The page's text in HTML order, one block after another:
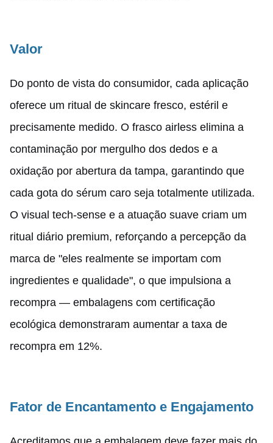
Valor
Do ponto de vista do consumidor, cada aplicação
oferece um ritual de skincare fresco, estéril e
precisamente medido. O frasco airless elimina a
contaminação por mergulho dos dedos e a
oxidação por abertura da tampa, garantindo que
cada gota do sérum caro seja totalmente utilizada.
O visual tech-sense e a atuação suave criam um
ritual diário premium, reforçando a percepção da
marca de "eles realmente se importam com
ingredientes e qualidade", o que impulsiona a
recompra — embalagens com certificação
ecológica demonstraram aumentar a taxa de
recompra em 12%.
Fator de Encantamento e Engajamento